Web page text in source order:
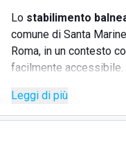
Lo stabilimento
comune di Santa
Roma, in un contesto
facilmente accessibile.
Rosa Dei Venti offre
per periodi più lunghi,
Leggi di più